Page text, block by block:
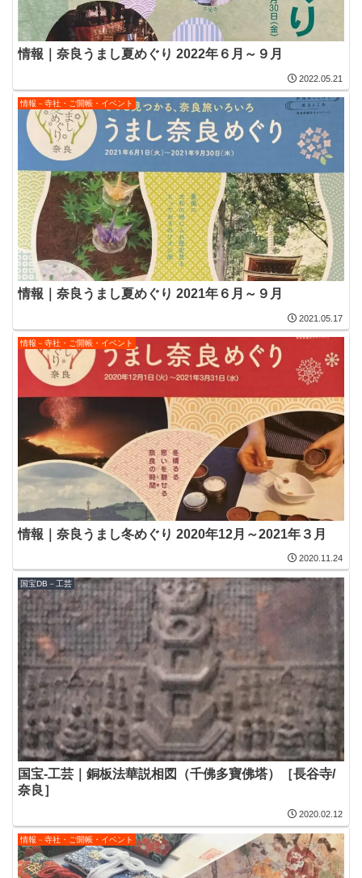
情報｜奈良うまし夏めぐり 2022年６月～９月
2022.05.21
情報－寺社・ご開帳・イベント
情報｜奈良うまし夏めぐり 2021年６月～９月
2021.05.17
情報－寺社・ご開帳・イベント
情報｜奈良うまし冬めぐり 2020年12月～2021年３月
2020.11.24
国宝DB－工芸
国宝-工芸｜銅板法華説相図（千佛多寶佛塔）［長谷寺/
奈良］
2020.02.12
情報－寺社・ご開帳・イベント